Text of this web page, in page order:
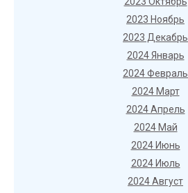
2023 Ноябрь
2023 Декабрь
2024 Январь
2024 Февраль
2024 Март
2024 Апрель
2024 Май
2024 Июнь
2024 Июль
2024 Август